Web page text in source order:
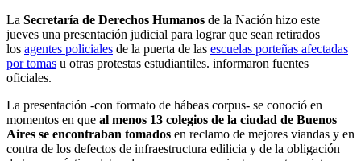
La Secretaría de Derechos Humanos de la Nación hizo este
jueves una presentación judicial para lograr que sean retirados
los agentes policiales de la puerta de las escuelas porteñas afectadas
por tomas u otras protestas estudiantiles. informaron fuentes
oficiales.
La presentación -con formato de hábeas corpus- se conoció en
momentos en que al menos 13 colegios de la ciudad de Buenos
Aires se encontraban tomados en reclamo de mejores viandas y en
contra de los defectos de infraestructura edilicia y de la obligación